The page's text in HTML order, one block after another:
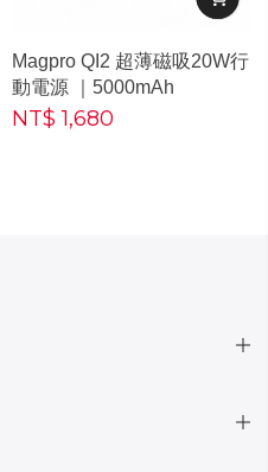
Magpro QI2 超薄磁吸20W行
動電源 ｜5000mAh
NT$ 1,680